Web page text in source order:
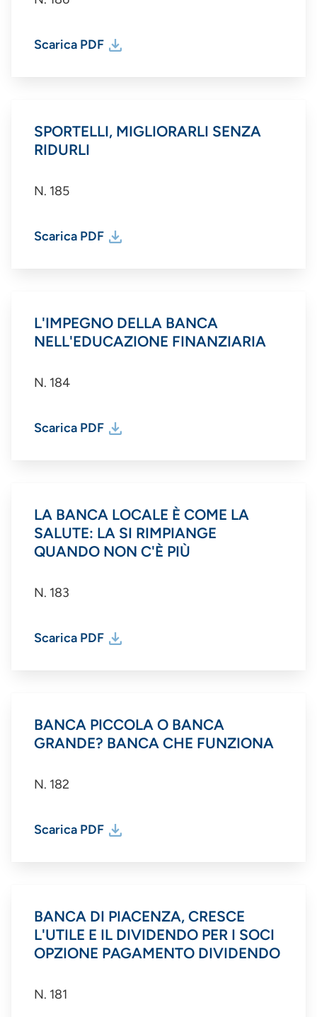
Scarica PDF
SPORTELLI, MIGLIORARLI SENZA
RIDURLI
N. 185
Scarica PDF
L'IMPEGNO DELLA BANCA
NELL'EDUCAZIONE FINANZIARIA
N. 184
Scarica PDF
LA BANCA LOCALE È COME LA
SALUTE: LA SI RIMPIANGE
QUANDO NON C'È PIÙ
N. 183
Scarica PDF
BANCA PICCOLA O BANCA
GRANDE? BANCA CHE FUNZIONA
N. 182
Scarica PDF
BANCA DI PIACENZA, CRESCE
L'UTILE E IL DIVIDENDO PER I SOCI
OPZIONE PAGAMENTO DIVIDENDO
N. 181